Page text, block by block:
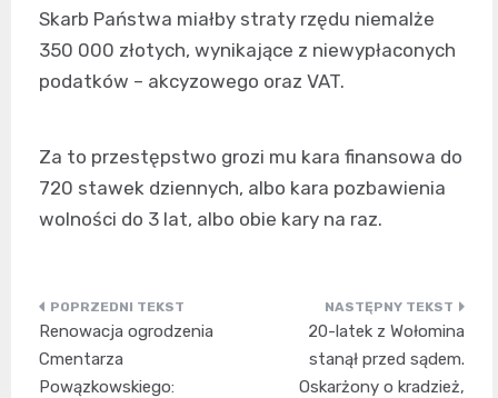
Skarb Państwa miałby straty rzędu niemalże
350 000 złotych, wynikające z niewypłaconych
podatków – akcyzowego oraz VAT.
Za to przestępstwo grozi mu kara finansowa do
720 stawek dziennych, albo kara pozbawienia
wolności do 3 lat, albo obie kary na raz.
Nawigacja
wpisu
Renowacja ogrodzenia
Cmentarza
Powązkowskiego:
20-latek z Wołomina
stanął przed sądem.
Oskarżony o kradzież,